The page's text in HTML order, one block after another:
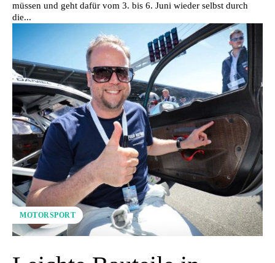
müssen und geht dafür vom 3. bis 6. Juni wieder selbst durch
die...
MOTORSPORT